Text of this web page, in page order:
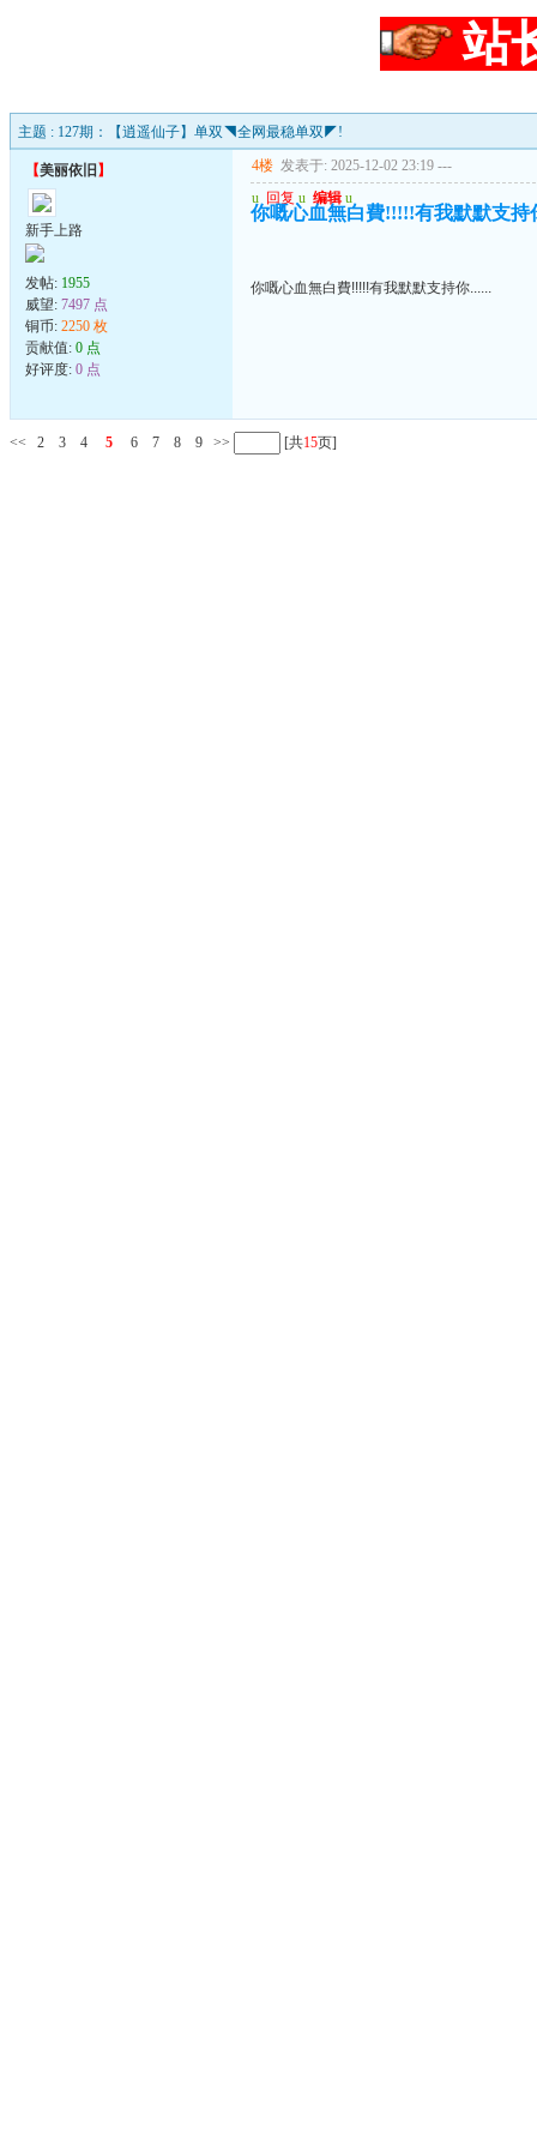
站
主题 : 127期：【逍遥仙子】单双◥全网最稳单双◤!
【美丽依旧 】
新手上路
发帖: 1955
威望: 7497 点
铜币: 2250 枚
贡献值: 0 点
好评度: 0 点
4楼 发表于: 2025-12-02 23:19 ---
u 回复 u 编辑 u
你嘅心血無白費!!!!!有我默默支持
你嘅心血無白費!!!!!有我默默支持你......
<< 2 3 4 5 6 7 8 9 >> [共15页]